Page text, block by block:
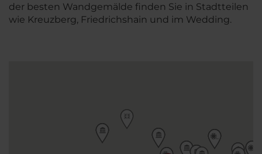
der besten Wandgemälde finden Sie in Stadtteilen
wie Kreuzberg, Friedrichshain und im Wedding.